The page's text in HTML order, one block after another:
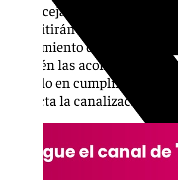
El concejal, ha recordado
“permitirán” la renovación
saneamiento de la
también las acometidas
acerado en cumplimiento
proyecta la canalización